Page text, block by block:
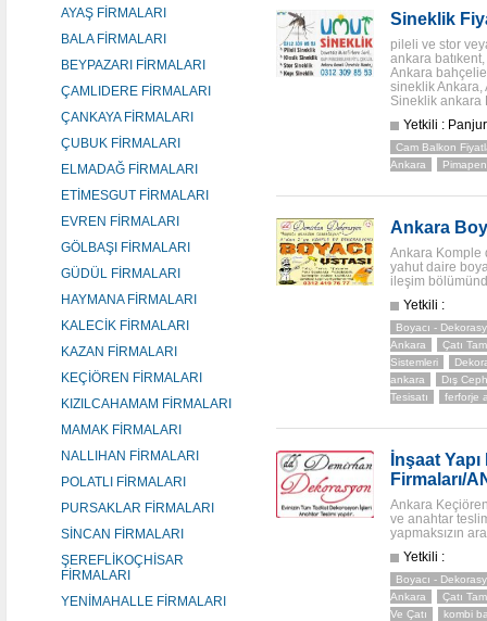
AYAŞ FİRMALARI
BALA FİRMALARI
BEYPAZARI FİRMALARI
ÇAMLIDERE FİRMALARI
ÇANKAYA FİRMALARI
ÇUBUK FİRMALARI
ELMADAĞ FİRMALARI
ETİMESGUT FİRMALARI
EVREN FİRMALARI
GÖLBAŞI FİRMALARI
GÜDÜL FİRMALARI
HAYMANA FİRMALARI
KALECİK FİRMALARI
KAZAN FİRMALARI
KEÇİÖREN FİRMALARI
KIZILCAHAMAM FİRMALARI
MAMAK FİRMALARI
NALLIHAN FİRMALARI
POLATLI FİRMALARI
PURSAKLAR FİRMALARI
SİNCAN FİRMALARI
ŞEREFLİKOÇHİSAR
FİRMALARI
YENİMAHALLE FİRMALARI
Sineklik
pileli ve stor
ankara
Ankara
sineklik Ankara,
Sineklik ankara
Yetkili :
Cam Balkon
Ankara
Ankara
Ankara Komple
yahut daire
ileşim
Yetkili :
Boyacı -
Ankara
Çatı
Sistemleri
ankara
Dış
Tesisatı
ferforje
İnşaat
Firmaları/
Ankara
ve anahtar
yapmaksızın
Yetkili :
Boyacı -
Ankara
Çatı
Ve Çatı
kombi